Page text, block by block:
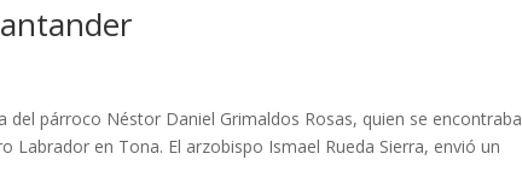
párroco Néstor Daniel Grimaldos Rosas, quien se encontraba
Labrador en Tona. El arzobispo Ismael Rueda Sierra, envió un